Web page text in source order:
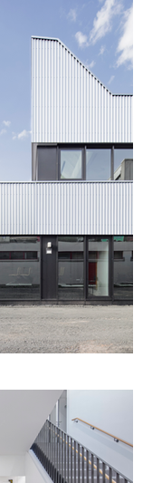
das
auf der Ostseite und
mit dem Neubau
der in den Park
Schulen des
(erbaut 1985), die
Friedrich-List-Schule
Einheit
baulichen Grenzen in der
eine von Nord
und eine starke
nach
wurde das
an einen zeitgemäßen
Raumgefüge
Lernbereiche wie z.B.
Die Sanierung erfolgt in
wird im
GMBH &